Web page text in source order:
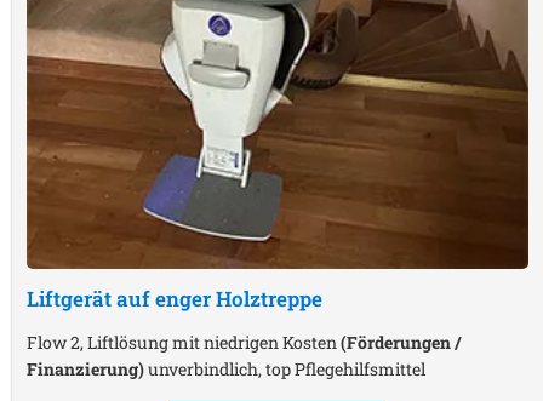
Liftgerät auf enger Holztreppe
Flow 2, Liftlösung mit niedrigen Kosten (Förderungen /
Finanzierung)unverbindlich, top Pflegehilfsmittel